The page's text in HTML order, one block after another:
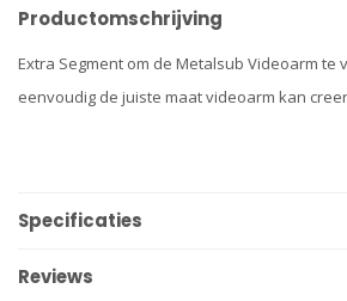
Productomschrijving
Extra Segment om de Metalsub Videoarm te
eenvoudig de juiste maat videoarm kan
Specificaties
Reviews